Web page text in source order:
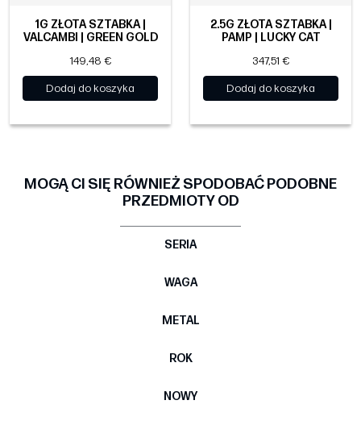
1G ZŁOTA SZTABKA |
VALCAMBI | GREEN GOLD
149,48 €
Dodaj do koszyka
2.5G ZŁOTA SZTABKA |
PAMP | LUCKY CAT
347,51 €
Dodaj do koszyka
MOGĄ CI SIĘ RÓWNIEŻ SPODOBAĆ PODOBNE
PRZEDMIOTY OD
SERIA
WAGA
METAL
ROK
NOWY